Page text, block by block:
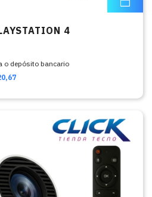
4
o depósito bancario